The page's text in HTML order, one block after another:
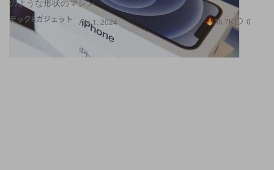
テック&ガジェット Apr 1, 2024 36.7K 0